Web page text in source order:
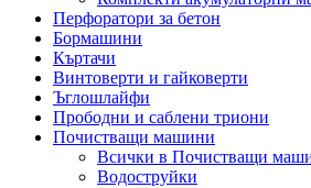
Перфоратори за бетон
Бормашини
Къртачи
Винтоверти и гайковерти
Ъглошлайфи
Прободни и саблени триони
Почистващи машини
Всички в Почистващи
Водоструйки